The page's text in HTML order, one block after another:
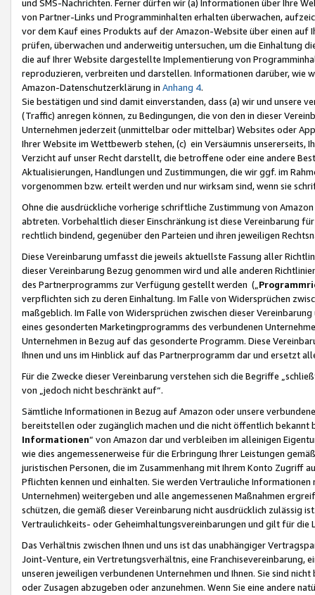
und SMS-Nachrichten. Ferner dürfen wir (a) Informationen über Ihre
von Partner-Links und Programminhalten erhalten überwachen,
vor dem Kauf eines Produkts auf der Amazon-Website über einen
prüfen, überwachen und anderweitig untersuchen, um die Einhaltung
die auf Ihrer Website dargestellte Implementierung von
reproduzieren, verbreiten und darstellen. Informationen darüber, wie
Amazon-Datenschutzerklärung in Anhang 4.
Sie bestätigen und sind damit einverstanden, dass (a) wir und
(Traffic) anregen können, zu Bedingungen, die von den in dieser
Unternehmen jederzeit (unmittelbar oder mittelbar) Websites oder
Ihrer Website im Wettbewerb stehen, (c) ein Versäumnis unsererseits,
Verzicht auf unser Recht darstellt, die betroffene oder eine andere
Aktualisierungen, Handlungen und Zustimmungen, die wir ggf. im
vorgenommen bzw. erteilt werden und nur wirksam sind, wenn sie
Ohne die ausdrückliche vorherige schriftliche Zustimmung von
abtreten. Vorbehaltlich dieser Einschränkung ist diese Vereinbarung
rechtlich bindend, gegenüber den Parteien und ihren jeweiligen
Diese Vereinbarung umfasst die jeweils aktuellste Fassung aller
dieser Vereinbarung Bezug genommen wird und alle anderen
des Partnerprogramms zur Verfügung gestellt werden („
verpflichten sich zu deren Einhaltung. Im Falle von Widersprüchen
maßgeblich. Im Falle von Widersprüchen zwischen dieser
eines gesonderten Marketingprogramms des verbundenen
Unternehmen in Bezug auf das gesonderte Programm. Diese
Ihnen und uns im Hinblick auf das Partnerprogramm dar und ersetzt
Für die Zwecke dieser Vereinbarung verstehen sich die Begriffe
von „jedoch nicht beschränkt auf“.
Sämtliche Informationen in Bezug auf Amazon oder unsere
bereitstellen oder zugänglich machen und die nicht öffentlich
Informationen“ von Amazon dar und verbleiben im alleinigen
wie dies angemessenerweise für die Erbringung Ihrer Leistungen
juristischen Personen, die im Zusammenhang mit Ihrem Konto
Pflichten kennen und einhalten. Sie werden Vertrauliche
Unternehmen) weitergeben und alle angemessenen Maßnahmen
schützen, die gemäß dieser Vereinbarung nicht ausdrücklich zulässig
Vertraulichkeits- oder Geheimhaltungsvereinbarungen und gilt für die
Das Verhältnis zwischen Ihnen und uns ist das unabhängiger
Joint-Venture, ein Vertretungsverhältnis, eine Franchisevereinbarung,
unseren jeweiligen verbundenen Unternehmen und Ihnen. Sie sind
oder Zusagen abzugeben oder anzunehmen. Wenn Sie eine andere